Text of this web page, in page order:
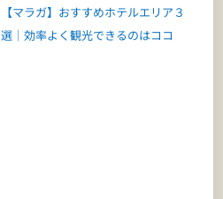
【マラガ】おすすめホテルエリア３
選｜効率よく観光できるのはココ